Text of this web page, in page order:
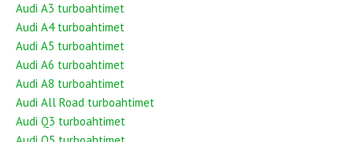
Audi A3 turboahtimet
Audi A4 turboahtimet
Audi A5 turboahtimet
Audi A6 turboahtimet
Audi A8 turboahtimet
Audi All Road turboahtimet
Audi Q3 turboahtimet